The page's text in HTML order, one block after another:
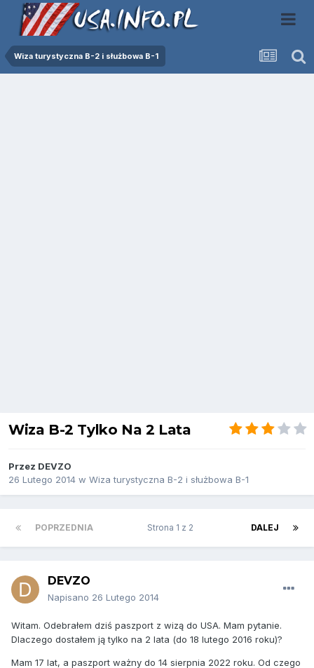
Wiza turystyczna B-2 i służbowa B-1
Wiza B-2 Tylko Na 2 Lata
Przez DEVZO
26 Lutego 2014 w Wiza turystyczna B-2 i służbowa B-1
POPRZEDNIA DALEJ
Strona 1 z 2
DEVZO
Napisano 26 Lutego 2014
Witam. Odebrałem dziś paszport z wizą do USA. Mam pytanie.
Dlaczego dostałem ją tylko na 2 lata (do 18 lutego 2016 roku)?
Mam 17 lat, a paszport ważny do 14 sierpnia 2022 roku. Od czego